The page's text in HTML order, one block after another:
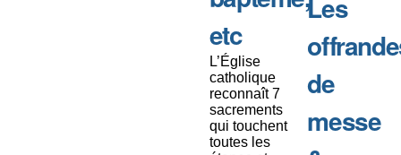
etc
L’Église
catholique
reconnaît 7
sacrements
qui touchent
toutes les
Les
de
messe